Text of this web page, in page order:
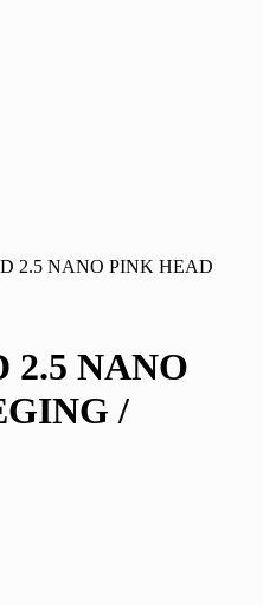
2.5 NANO PINK HEAD
2.5 NANO
/